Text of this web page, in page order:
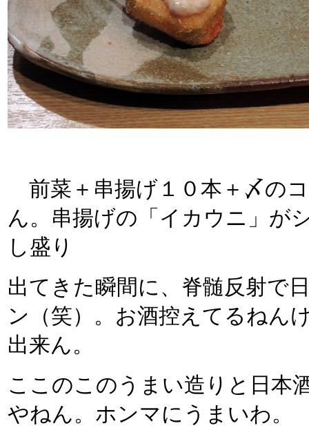
前菜＋串揚げ１０本＋〆の
ん。串揚げの「イカウニ」が
し盛り
出てきた瞬間に、脊髄反射で
ン（笑）。お酒控えてるねん
出来ん。
ここのこのうまい造りと日本
やねん。ホンマにうまいわ。